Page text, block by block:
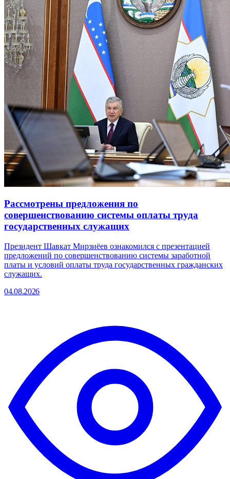
Рассмотрены предложения по
совершенствованию системы оплаты труда
государственных служащих
Президент Шавкат Мирзиёев ознакомился с презентацией
предложений по совершенствованию системы заработной
платы и условий оплаты труда государственных гражданских
служащих.
04.08.2026